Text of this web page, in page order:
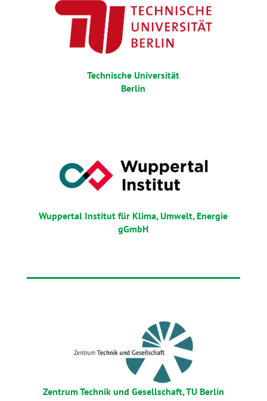
Technische Universität
Berlin
Wuppertal Institut für Klima, Umwelt, Energie
gGmbH
Zentrum Technik und Gesellschaft, TU Berlin